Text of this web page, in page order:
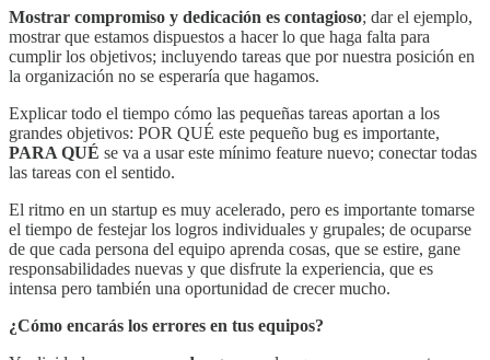
Mostrar compromiso y dedicación es contagioso; dar el ejemplo,
mostrar que estamos dispuestos a hacer lo que haga falta para
cumplir los objetivos; incluyendo tareas que por nuestra posición en
la organización no se esperaría que hagamos.
Explicar todo el tiempo cómo las pequeñas tareas aportan a los
grandes objetivos: POR QUÉ este pequeño bug es importante,
PARA QUÉ se va a usar este mínimo feature nuevo; conectar todas
las tareas con el sentido.
El ritmo en un startup es muy acelerado, pero es importante tomarse
el tiempo de festejar los logros individuales y grupales; de ocuparse
de que cada persona del equipo aprenda cosas, que se estire, gane
responsabilidades nuevas y que disfrute la experiencia, que es
intensa pero también una oportunidad de crecer mucho.
¿Cómo encarás los errores en tus equipos?